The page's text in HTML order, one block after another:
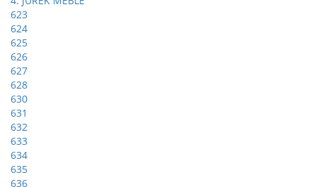
623
624
625
626
627
628
630
631
632
633
634
635
636